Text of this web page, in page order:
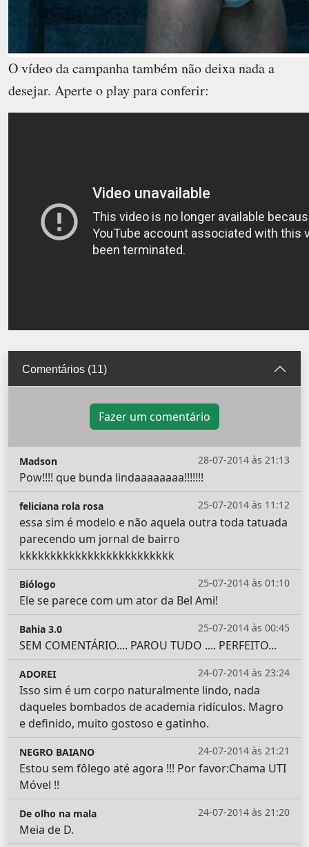
O vídeo da campanha também não deixa nada a
desejar. Aperte o play para conferir:
Comentários (11)
Fazer um comentário
28-07-2014 às 21:13
Madson
Pow!!!! que bunda lindaaaaaaaa!!!!!!!
25-07-2014 às 11:12
feliciana rola rosa
essa sim é modelo e não aquela outra toda tatuada
parecendo um jornal de bairro
kkkkkkkkkkkkkkkkkkkkkkkkk
25-07-2014 às 01:10
Biólogo
Ele se parece com um ator da Bel Ami!
25-07-2014 às 00:45
Bahia 3.0
SEM COMENTÁRIO.... PAROU TUDO .... PERFEITO...
24-07-2014 às 23:24
ADOREI
Isso sim é um corpo naturalmente lindo, nada
daqueles bombados de academia ridículos. Magro
e definido, muito gostoso e gatinho.
24-07-2014 às 21:21
NEGRO BAIANO
Estou sem fôlego até agora !!! Por favor:Chama UTI
Móvel !!
24-07-2014 às 21:20
De olho na mala
Meia de D.